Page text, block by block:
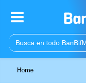
Home